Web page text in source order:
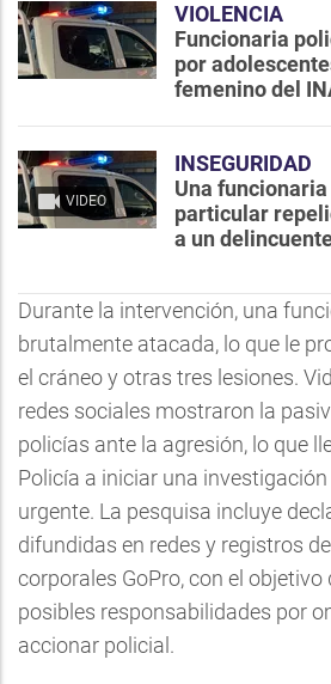
VIOLENCIA
Funcionaria
por
femenino del
VIDEO
INSEGURIDAD
Una
particular
a un
Durante la intervención, una
brutalmente atacada, lo que le
el cráneo y otras tres lesiones.
redes sociales mostraron la
policías ante la agresión, lo que
Policía a iniciar una
urgente. La pesquisa incluye
difundidas en redes y registros
corporales GoPro, con el
posibles responsabilidades por
accionar policial.